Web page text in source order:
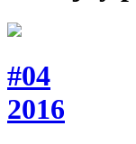
#04
2016